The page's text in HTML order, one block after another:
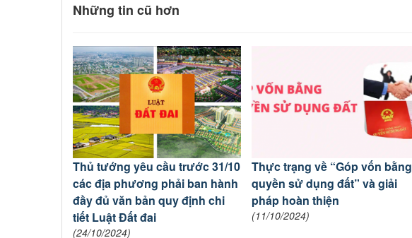
Những tin cũ hơn
Thủ tướng yêu cầu trước 31/10
các địa phương phải ban hành
đầy đủ văn bản quy định chi
tiết Luật Đất đai
(24/10/2024)
Thực trạng về “Góp vốn bằng
quyền sử dụng đất” và giải
pháp hoàn thiện
(11/10/2024)